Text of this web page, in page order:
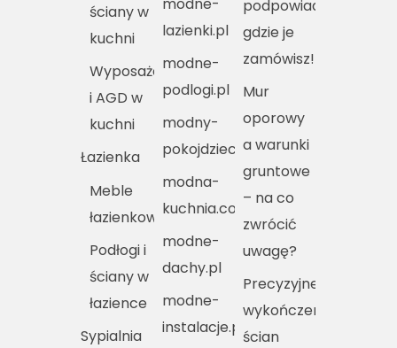
ściany w
kuchni
Wyposażenie
i AGD w
kuchni
Łazienka
Meble
łazienkowe
Podłogi i
ściany w
łazience
Sypialnia
lazienki.pl
modne-
podlogi.pl
modny-
pokojdziecka.pl
modna-
kuchnia.com.pl
modne-
dachy.pl
modne-
instalacje.pl
podpowiadamy,
gdzie je
zamówisz!
Mur
oporowy
a warunki
gruntowe
– na co
zwrócić
uwagę?
Precyzyjne
wykończenie
ścian